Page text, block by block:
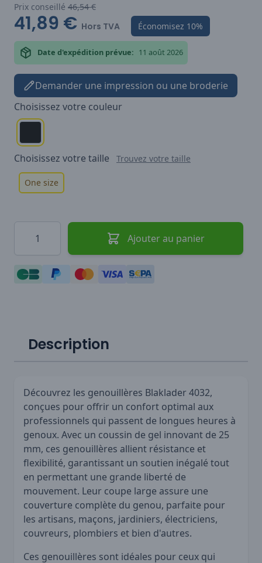
Prix conseillé 46,54 €
41,89 € Hors TVA Économisez 10%
Date d'expédition prévue: 11 août 2026
Demander une impression ou une broderie
Choisissez votre couleur
Choisissez votre taille Trouvez votre taille
One size
Ajouter au panier
Description
Découvrez les genouillères Blaklader 4032,
conçues pour offrir un confort optimal aux
professionnels qui passent de longues heures à
genoux. Avec un coussin de gel innovant de 25
mm, ces genouillères allient résistance et
flexibilité, garantissant un soutien inégalé tout
en permettant une grande liberté de
mouvement. Leur coupe large assure une
couverture complète du genou, parfaite pour
les artisans, maçons, jardiniers, électriciens,
couvreurs, plombiers et bien d'autres.
Ces genouillères sont idéales pour ceux qui